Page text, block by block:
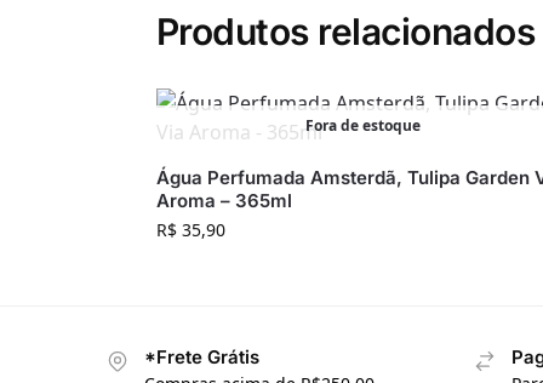
Produtos relacionados
Fora de estoque
Água Perfumada Amsterdã, Tulipa Garden
Aroma – 365ml
R$35,90
*Frete Grátis